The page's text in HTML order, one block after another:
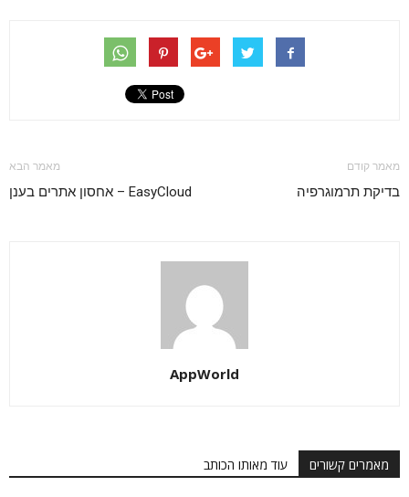
מאמר קודם
בדיקת תרמוגרפיה
מאמר הבא
EasyCloud – אחסון אתרים בענן
AppWorld
מאמרים קשורים עוד מאותו הכותב